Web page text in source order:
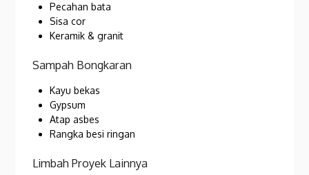
Pecahan bata
Sisa cor
Keramik & granit
Sampah Bongkaran
Kayu bekas
Gypsum
Atap asbes
Rangka besi ringan
Limbah Proyek Lainnya